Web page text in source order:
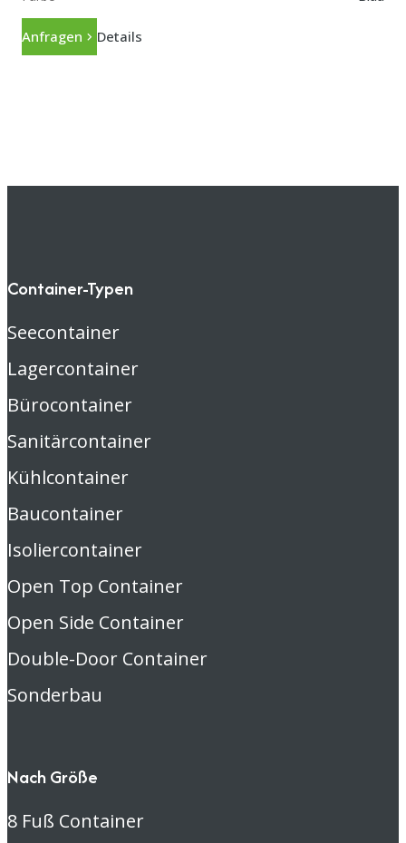
Anfragen Details
Container-Typen
Seecontainer
Lagercontainer
Bürocontainer
Sanitärcontainer
Kühlcontainer
Baucontainer
Isoliercontainer
Open Top Container
Open Side Container
Double-Door Container
Sonderbau
Nach Größe
8 Fuß Container